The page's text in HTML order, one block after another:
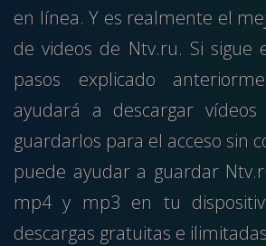
en línea. Y es realmente el
de videos de Ntv.ru. Si sigue
pasos explicado
ayudará a descargar
guardarlos para el acceso sin
puede ayudar a guardar
mp4 y mp3 en tu
descargas gratuitas e